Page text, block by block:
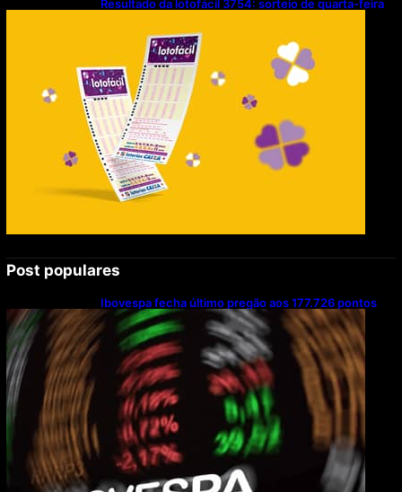
Resultado da lotofácil 3754: sorteio de quarta-feira
Post populares
Ibovespa fecha último pregão aos 177.726 pontos